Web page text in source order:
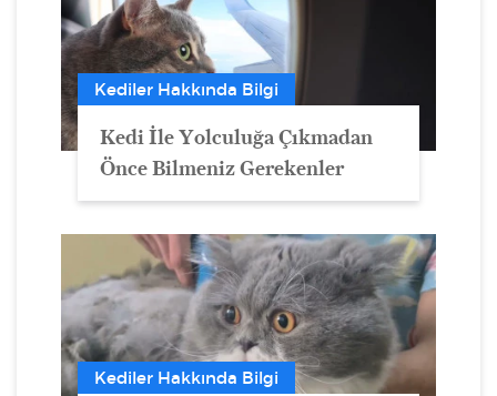
Kediler Hakkında Bilgi
Kedi İle Yolculuğa Çıkmadan
Önce Bilmeniz Gerekenler
Kediler Hakkında Bilgi